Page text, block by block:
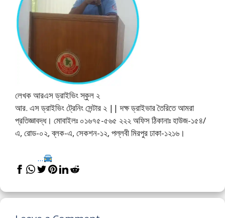
লেখক আরএস ড্রাইভিং স্কুল ২
আর. এস ড্রাইভিং ট্রেনিং সেন্টার ২ || দক্ষ ড্রাইভার তৈরিতে আমরা
প্রতিজ্ঞাবদ্ধ। মোবাইলঃ ০১৬৭৫-৫৬৫ ২২২ অফিস ঠিকানাঃ হাউজ-১৫৪/
এ, রোড-০২, ব্লক-এ, সেকশন-১২, পল্লবী মিরপুর ঢাকা-১২১৬।
...